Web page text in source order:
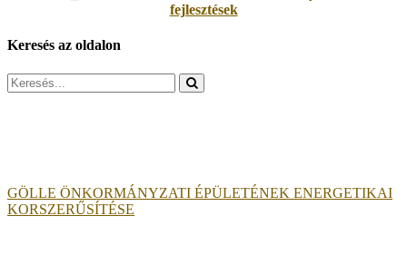
fejlesztések
Keresés az oldalon
Search
for:
GÖLLE ÖNKORMÁNYZATI ÉPÜLETÉNEK ENERGETIKAI
KORSZERŰSÍTÉSE